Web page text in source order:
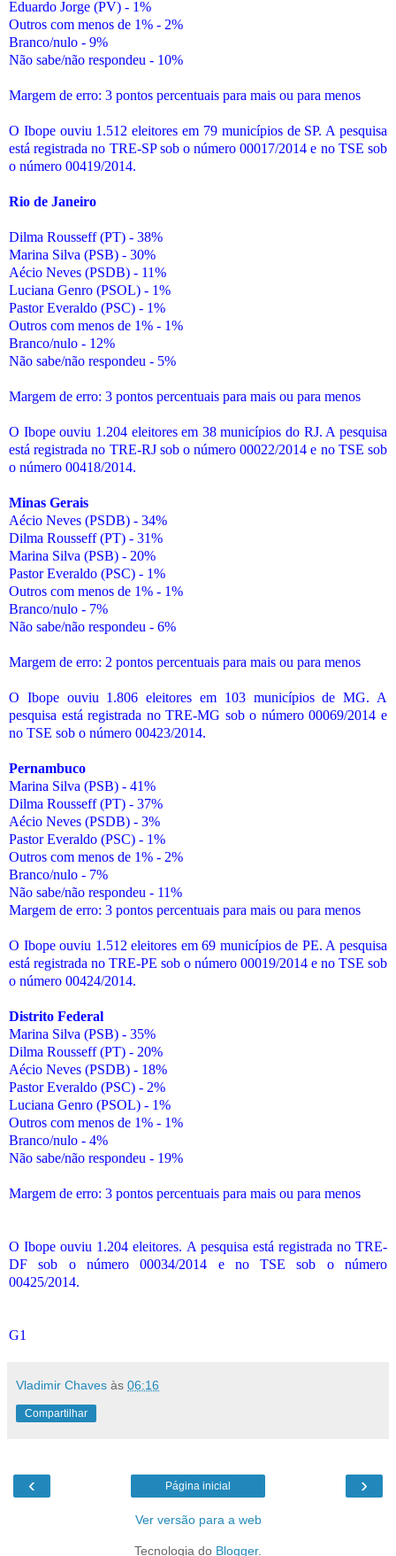
Eduardo Jorge (PV) - 1%
Outros com menos de 1% - 2%
Branco/nulo - 9%
Não sabe/não respondeu - 10%
Margem de erro: 3 pontos percentuais para mais ou para menos
O Ibope ouviu 1.512 eleitores em 79 municípios de SP. A pesquisa
está registrada no TRE-SP sob o número 00017/2014 e no TSE sob
o número 00419/2014.
Rio de Janeiro
Dilma Rousseff (PT) - 38%
Marina Silva (PSB) - 30%
Aécio Neves (PSDB) - 11%
Luciana Genro (PSOL) - 1%
Pastor Everaldo (PSC) - 1%
Outros com menos de 1% - 1%
Branco/nulo - 12%
Não sabe/não respondeu - 5%
Margem de erro: 3 pontos percentuais para mais ou para menos
O Ibope ouviu 1.204 eleitores em 38 municípios do RJ. A pesquisa
está registrada no TRE-RJ sob o número 00022/2014 e no TSE sob
o número 00418/2014.
Minas Gerais
Aécio Neves (PSDB) - 34%
Dilma Rousseff (PT) - 31%
Marina Silva (PSB) - 20%
Pastor Everaldo (PSC) - 1%
Outros com menos de 1% - 1%
Branco/nulo - 7%
Não sabe/não respondeu - 6%
Margem de erro: 2 pontos percentuais para mais ou para menos
O Ibope ouviu 1.806 eleitores em 103 municípios de MG. A
pesquisa está registrada no TRE-MG sob o número 00069/2014 e
no TSE sob o número 00423/2014.
Pernambuco
Marina Silva (PSB) - 41%
Dilma Rousseff (PT) - 37%
Aécio Neves (PSDB) - 3%
Pastor Everaldo (PSC) - 1%
Outros com menos de 1% - 2%
Branco/nulo - 7%
Não sabe/não respondeu - 11%
Margem de erro: 3 pontos percentuais para mais ou para menos
O Ibope ouviu 1.512 eleitores em 69 municípios de PE. A pesquisa
está registrada no TRE-PE sob o número 00019/2014 e no TSE sob
o número 00424/2014.
Distrito Federal
Marina Silva (PSB) - 35%
Dilma Rousseff (PT) - 20%
Aécio Neves (PSDB) - 18%
Pastor Everaldo (PSC) - 2%
Luciana Genro (PSOL) - 1%
Outros com menos de 1% - 1%
Branco/nulo - 4%
Não sabe/não respondeu - 19%
Margem de erro: 3 pontos percentuais para mais ou para menos
O Ibope ouviu 1.204 eleitores. A pesquisa está registrada no TRE-
DF sob o número 00034/2014 e no TSE sob o número
00425/2014.
G1
Vladimir Chaves às 06:16
Compartilhar
‹ ›
Página inicial
Ver versão para a web
Tecnologia do Blogger.